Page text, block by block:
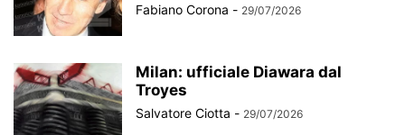
Fabiano Corona - 29/07/2026
Milan: ufficiale Diawara dal
Troyes
Salvatore Ciotta - 29/07/2026